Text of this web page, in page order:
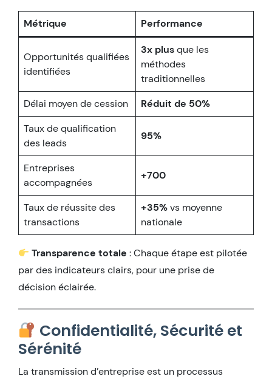
Métrique Performance
Opportunités qualifiées
identifiées
3x plusque les
méthodes
traditionnelles
Délai moyen de cession
Réduit de 50%
Taux de qualification
des leads
95%
Entreprises
accompagnées
+700
Taux de réussite des
transactions
+35%vs moyenne
nationale
Transparence totale : Chaque étape est pilotée
par des indicateurs clairs, pour une prise de
décision éclairée.
Confidentialité, Sécurité et
Sérénité
La transmission d’entreprise est un processus